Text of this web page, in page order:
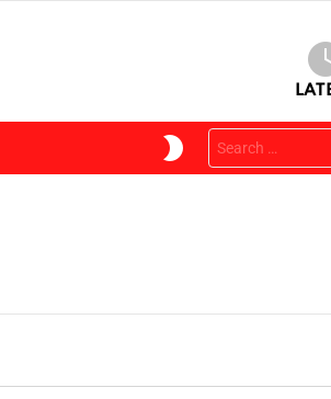
SKIN
Search
for: